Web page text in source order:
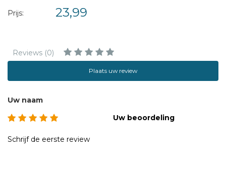
Prijs: 23,99
Reviews (0)
Plaats uw review
Uw naam
Uw beoordeling
Schrijf de eerste review